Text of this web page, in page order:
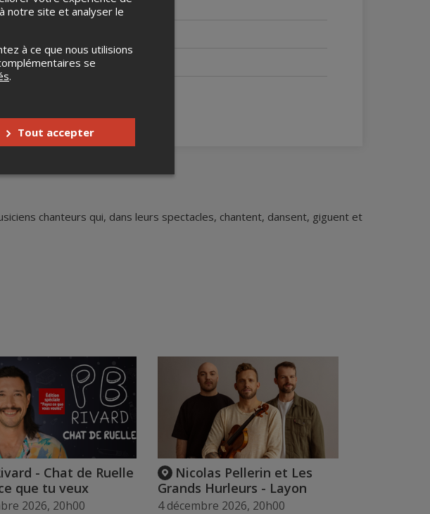
l'événement
3 ans et moins
chanteurs qui, dans leurs spectacles, chantent, dansent, giguent et
- Chat de Ruelle
que tu veux
2026, 20h00
Nicolas Pellerin et Les
Grands Hurleurs - Layon
4 décembre 2026, 20h00
notre site et analyser le
à ce que nous utilisions
se
.
Tout accepter